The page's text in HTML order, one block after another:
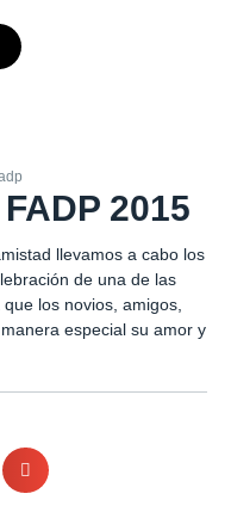
2015
llevamos a cabo los
de una de las
los novios, amigos,
especial su amor y